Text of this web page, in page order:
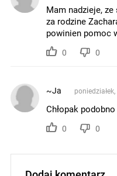
Mam nadzieje,
za rodzine
powinien pomoc
0 0
~Ja
Chłopak
0 0